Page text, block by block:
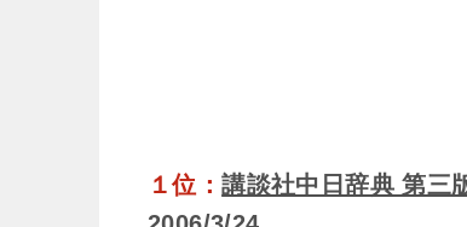
１位：講談社中日辞典 第三